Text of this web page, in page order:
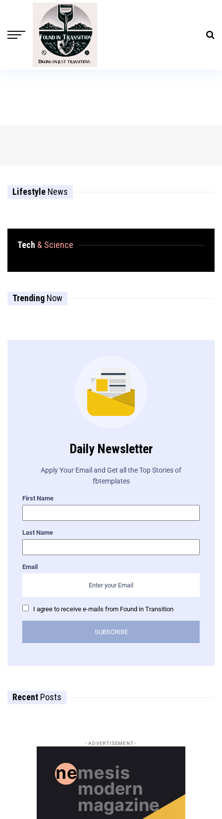
Lifestyle News
Tech & Science
Trending Now
Daily Newsletter
Apply Your Email and Get all the Top Stories of
fbtemplates
First Name
Last Name
Email
I agree to receive e-mails from Found in Transition
Recent Posts
- ADVERTISEMENT -